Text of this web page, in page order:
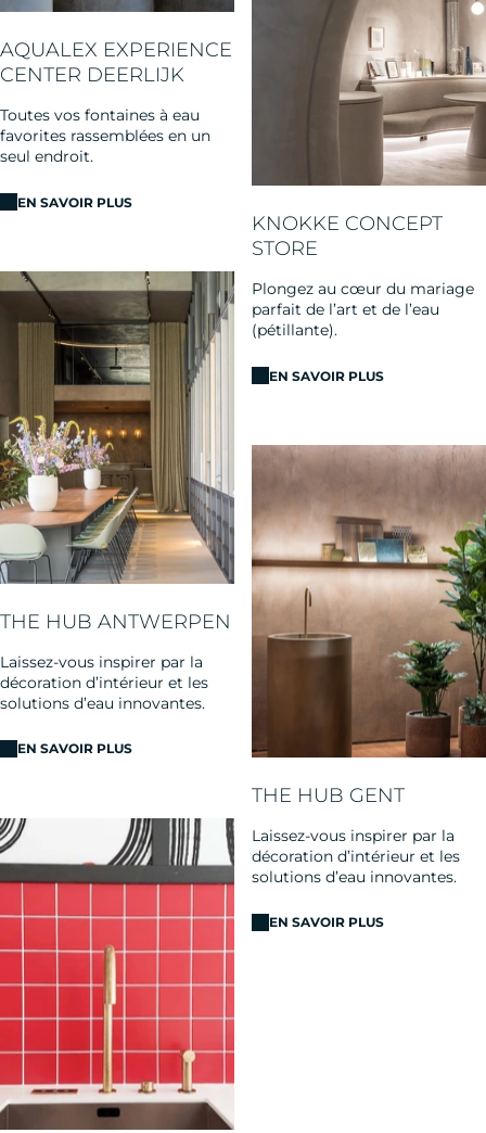
AQUALEX EXPERIENCE
CENTER DEERLIJK
Toutes vos fontaines à eau
favorites rassemblées en un
seul endroit.
EN SAVOIR PLUS
KNOKKE CONCEPT
STORE
Plongez au cœur du mariage
parfait de l’art et de l’eau
(pétillante).
EN SAVOIR PLUS
THE HUB ANTWERPEN
Laissez-vous inspirer par la
décoration d’intérieur et les
solutions d’eau innovantes.
EN SAVOIR PLUS
THE HUB GENT
Laissez-vous inspirer par la
décoration d’intérieur et les
solutions d’eau innovantes.
EN SAVOIR PLUS